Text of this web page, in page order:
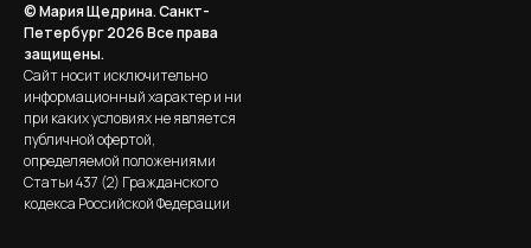
© Мария Щедрина. Санкт-
Петербург 2026Все права
защищены.
Сайт носит исключительно
информационный характер и ни
при каких условиях не является
публичной офертой,
определяемой положениями
Статьи 437 (2) Гражданского
кодекса Российской Федерации